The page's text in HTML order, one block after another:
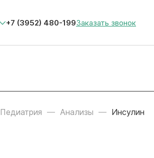
+7 (3952) 480-199Заказать звонок
Педиатрия Анализы Инсулин